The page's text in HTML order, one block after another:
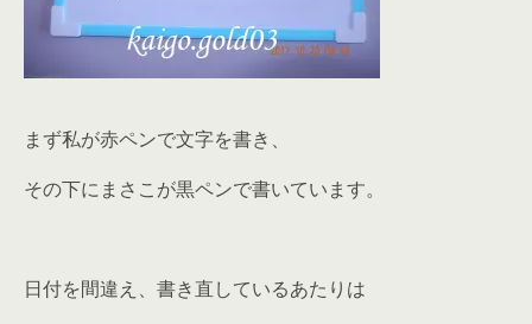
まず私が赤ペンで文字を書き、
その下にまさこが黒ペンで書いています。
日付を間違え、書き直しているあたりは